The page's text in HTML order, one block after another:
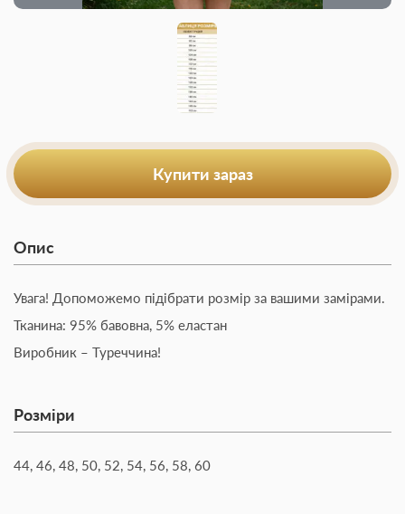
Купити зараз
Опис
Увага! Допоможемо підібрати розмір за вашими замірами.
Тканина: 95% бавовна, 5% еластан
Виробник – Туреччина!
Розміри
44, 46, 48, 50, 52, 54, 56, 58, 60